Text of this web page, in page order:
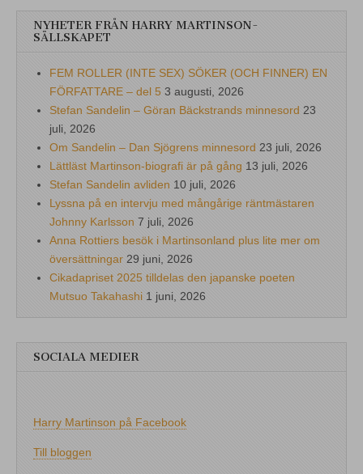
NYHETER FRÅN HARRY MARTINSON-
SÄLLSKAPET
FEM ROLLER (INTE SEX) SÖKER (OCH FINNER) EN
FÖRFATTARE – del 5 3 augusti, 2026
Stefan Sandelin – Göran Bäckstrands minnesord 23
juli, 2026
Om Sandelin – Dan Sjögrens minnesord 23 juli, 2026
Lättläst Martinson-biografi är på gång 13 juli, 2026
Stefan Sandelin avliden 10 juli, 2026
Lyssna på en intervju med mångårige räntmästaren
Johnny Karlsson 7 juli, 2026
Anna Rottiers besök i Martinsonland plus lite mer om
översättningar 29 juni, 2026
Cikadapriset 2025 tilldelas den japanske poeten
Mutsuo Takahashi 1 juni, 2026
SOCIALA MEDIER
Harry Martinson på Facebook
Till bloggen